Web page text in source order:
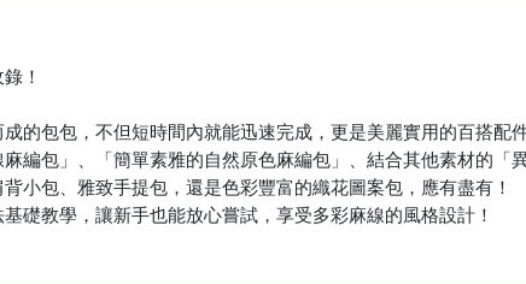
！
的包包，不但短時間內就能迅速完成，更是美麗實用的百搭配
編包」、「簡單素雅的自然原色麻編包」、結合其他素材的「
小包、雅致手提包，還是色彩豐富的織花圖案包，應有盡有！
礎教學，讓新手也能放心嘗試，享受多彩麻線的風格設計！